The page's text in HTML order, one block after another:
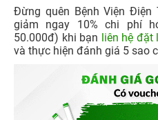
Đừng quên Bệnh Viện Điện
giảm ngay 10% chi phí
50.000đ) khi bạn liên hệ đặt
và thực hiện đánh giá 5 sao